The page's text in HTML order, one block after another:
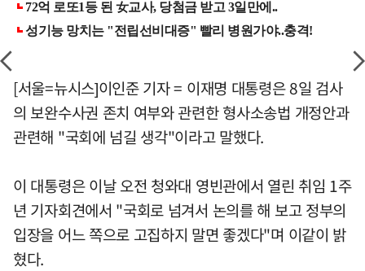
[서울=뉴시스]이인준 기자 = 이재명 대통령은 8일 검사
의 보완수사권 존치 여부와 관련한 형사소송법 개정안과
관련해 "국회에 넘길 생각"이라고 말했다.
이 대통령은 이날 오전 청와대 영빈관에서 열린 취임 1주
년 기자회견에서 "국회로 넘겨서 논의를 해 보고 정부의
입장을 어느 쪽으로 고집하지 말면 좋겠다"며 이같이 밝
혔다.